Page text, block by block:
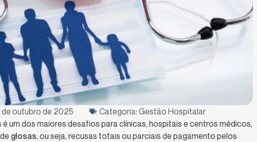
de outubro de 2025 Categoria:Gestão Hospitalar
um dos maiores desafios para clínicas, hospitais e centros médicos,
glosas, ou seja, recusas totais ou parciais de pagamento pelos